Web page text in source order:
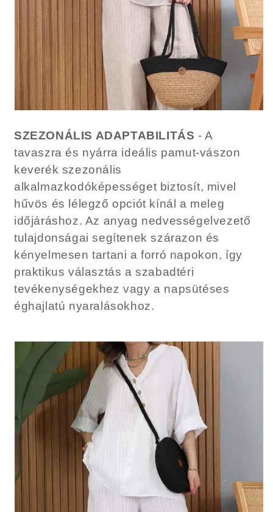
SZEZONÁLIS ADAPTABILITÁS - A
tavaszra és nyárra ideális pamut-vászon
keverék szezonális
alkalmazkodóképességet biztosít, mivel
hűvös és lélegző opciót kínál a meleg
időjáráshoz. Az anyag nedvességelvezető
tulajdonságai segítenek szárazon és
kényelmesen tartani a forró napokon, így
praktikus választás a szabadtéri
tevékenységekhez vagy a napsütéses
éghajlatú nyaralásokhoz.